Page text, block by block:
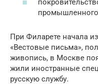
При Филарете начала
«Вестовые письма»,
живопись, в Москве
жили иностранные
русскую службу.